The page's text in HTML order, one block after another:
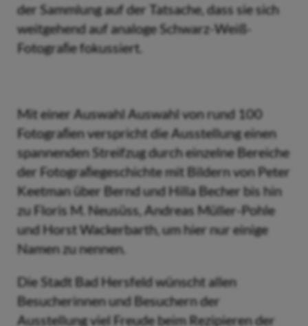
der Sammlung auf der Tatsache, dass sie sich
weitgehend auf analoge Schwarz-Weiß-
Fotograﬁe fokussiert.
Mit einer Auswahl Auswahl von rund 100
Fotograﬁen verspricht die Ausstellung einen
spannenden Streifzug durch einzelne Bereiche
der Fotograﬁegeschichte mit Bildern von Peter
Keetman über Bernd und Hilla Becher bis hin
zu Floris M. Neusüss, Andreas Müller-Pohle
und Horst Wackerbarth, um hier nur einige
Namen zu nennen.
Die Stadt Bad Hersfeld wünscht allen
Besucherinnen und Besuchern der
Ausstellung viel Freude beim Rezipieren der